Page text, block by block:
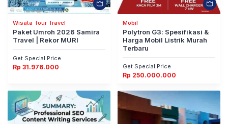
Wisata Tour Travel
Paket Umroh 2026 Samira
Travel | Rekor MURI
Get Special Price
Rp 31.976.000
Mobil
Polytron G3: Spesifikasi &
Harga Mobil Listrik Murah
Terbaru
Get Special Price
Rp 250.000.000